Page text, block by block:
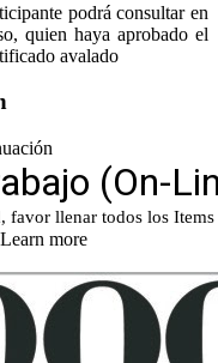
podrá consultar en
quien haya aprobado el
avalado